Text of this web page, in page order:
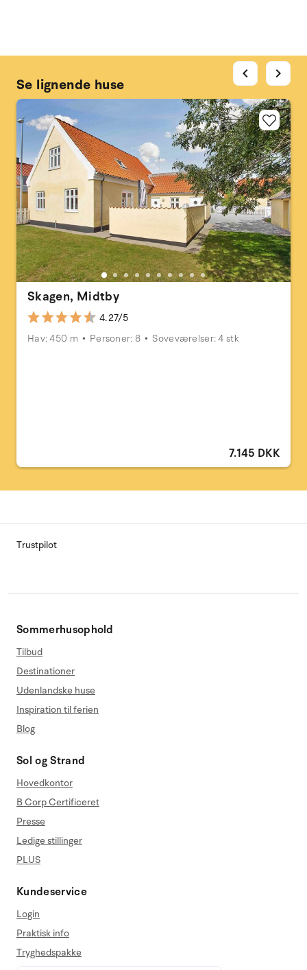
Se lignende huse
Skagen, Midtby
4.27/5
Hav: 450 m
Personer: 8 Soveværelser: 4 stk
7.145 DKK
chevron_left chevron_right
Trustpilot
Sommerhusophold
Tilbud
Destinationer
Udenlandske huse
Inspiration til ferien
Blog
Sol og Strand
Hovedkontor
B Corp Certificeret
Presse
Ledige stillinger
PLUS
Kundeservice
Login
Praktisk info
Tryghedspakke